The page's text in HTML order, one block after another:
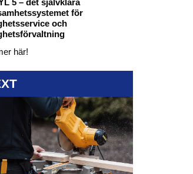
för
och
här!